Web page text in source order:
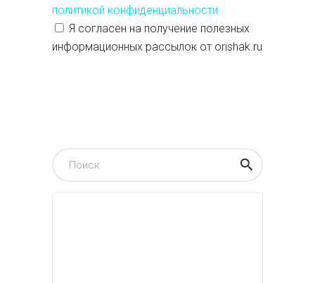
политикой конфиденциальности
Я согласен на получение полезных
информационных рассылок от orishak.ru